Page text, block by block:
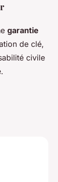
garantie
de clé,
civile